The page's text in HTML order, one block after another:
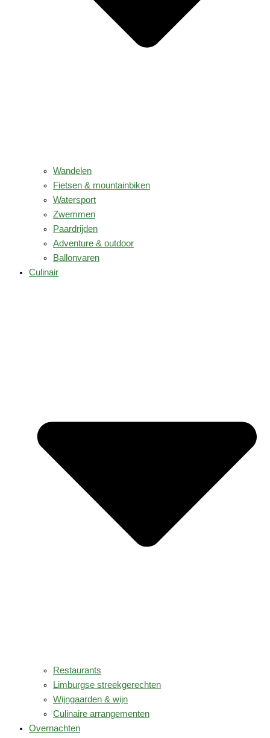
Wandelen
Fietsen & mountainbiken
Watersport
Zwemmen
Paardrijden
Adventure & outdoor
Ballonvaren
Culinair
Restaurants
Limburgse streekgerechten
Wijngaarden & wijn
Culinaire arrangementen
Overnachten